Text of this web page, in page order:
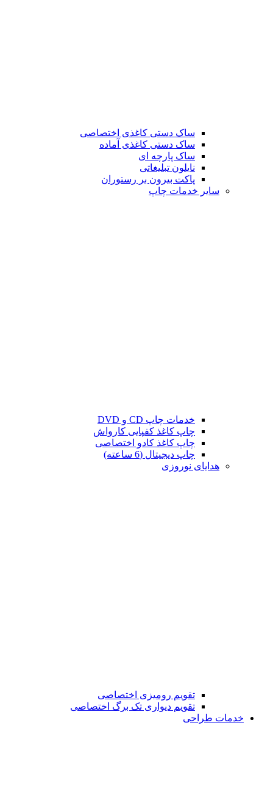
ساک دستی کاغذی اختصاصی
ساک دستی کاغذی آماده
ساک پارچه ای
نایلون تبلیغاتی
پاکت بیرون بر رستوران
سایر خدمات چاپ
خدمات چاپ CD و DVD
چاپ کاغذ کفپایی کارواش
چاپ کاغذ کادو اختصاصی
چاپ دیجیتال (6 ساعته)
هدایای نوروزی
تقویم رومیزی اختصاصی
تقویم دیواری تک برگ اختصاصی
خدمات طراحی